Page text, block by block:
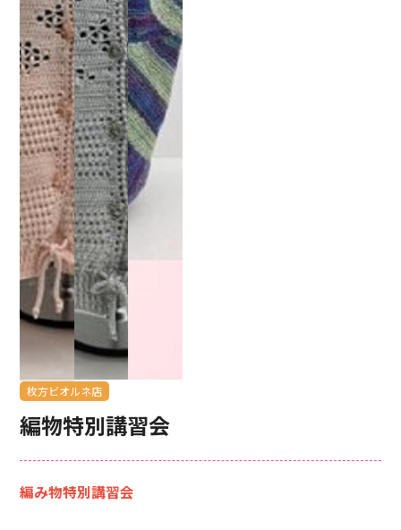
枚方ビオルネ店
編物特別講習会
編み物特別講習会